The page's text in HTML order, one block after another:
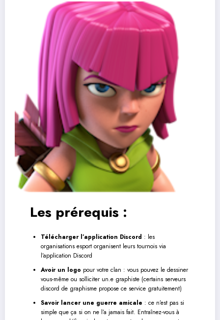
Les prérequis :
Télécharger l’application Discord : les
organisations esport organisent leurs tournois via
l’application Discord
Avoir un logo pour votre clan : vous pouvez le dessiner
vous-même ou solliciter un.e graphiste (certains serveurs
discord de graphisme propose ce service gratuitement)
Savoir lancer une guerre amicale : ce n’est pas si
simple que ça si on ne l’a jamais fait. Entraînez-vous à